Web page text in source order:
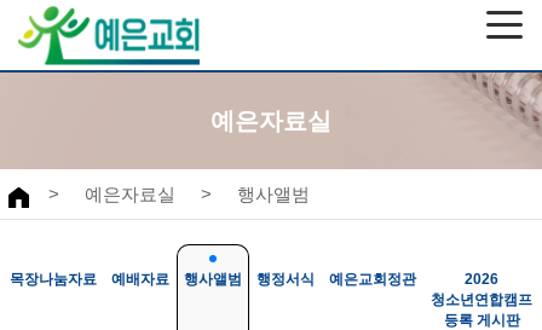
예은자료실
> 예은자료실 > 행사앨범
목장나눔자료 예배자료 행사앨범 행정서식 예은교회정관
2026
청소년연합캠프
등록 게시판